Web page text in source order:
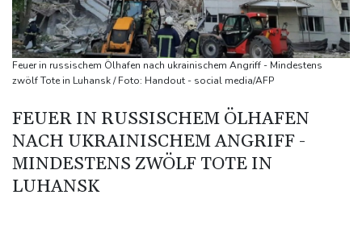
Arabien eingetroffen
Deutsche Industrieproduktion zeigt sich widerstandsfähig -
Rekordstand bei Exporten
Weniger Falschgeld im ersten Halbjahr im Umlauf
Anhaltende Trockenheit: Rheinpegel bei Düsseldorf auf
historischem Tief
Urteil: Nähe zu Muslimbruderschaft kann Verbeamtung
entgegenstehen
Feuer in russischem Ölhafen nach ukrainischem Angriff - Mindestens
zwölf Tote in Luhansk / Foto: Handout - social media/AFP
FEUER IN RUSSISCHEM ÖLHAFEN
NACH UKRAINISCHEM ANGRIFF -
MINDESTENS ZWÖLF TOTE IN
LUHANSK